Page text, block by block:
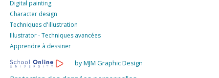
Digital painting
Character design
Techniques d'illustration
Illustrator - Techniques avancées
Apprendre à dessiner
by MJM Graphic Design